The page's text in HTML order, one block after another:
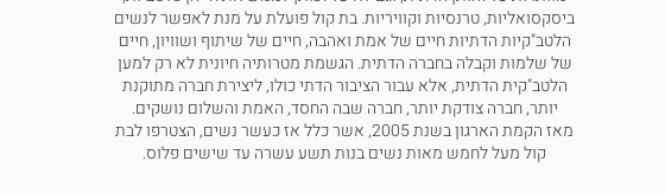
ביסקסואליות, טרנסיות וקוויריות. בת קול פועלת על מנת לאפשר לנשים
הלטב"קיות הדתיות חיים של אמת ואהבה, חיים של שיתוף ושוויון, חיים
של שלמות וקבלה בחברה הדתית. הגשמת מטרותיה חיונית לא רק למען
הלטב"קית הדתית, אלא עבור הציבור הדתי כולו, ליצירת חברה מתוקנת
יותר, חברה צודקת יותר, חברה שבה החסד, האמת והשלום נושקים.
מאז הקמת הארגון בשנת 2005, אשר כלל אז כעשר נשים, הצטרפו לבת
קול מעל לחמש מאות נשים בנות תשע עשרה עד שישים פלוס.